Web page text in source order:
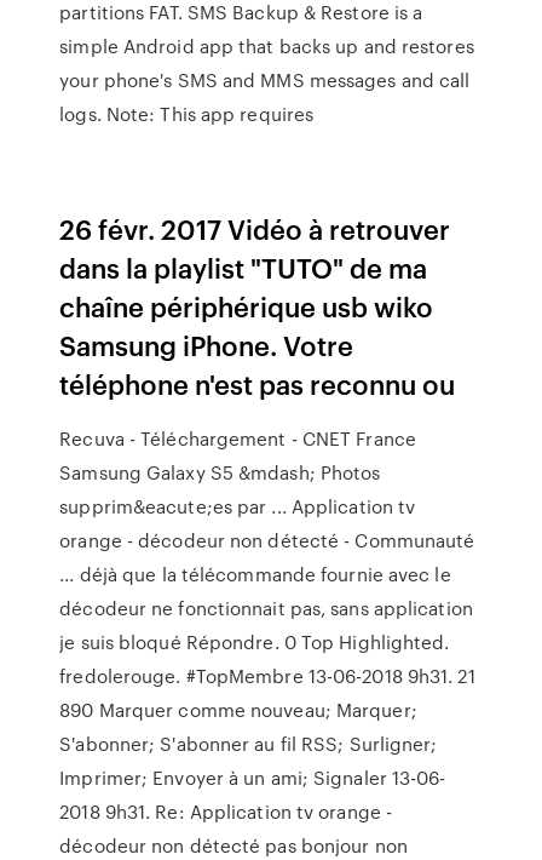
partitions FAT. SMS Backup & Restore is a
simple Android app that backs up and restores
your phone's SMS and MMS messages and call
logs. Note: This app requires
26 févr. 2017 Vidéo à retrouver
dans la playlist "TUTO" de ma
chaîne périphérique usb wiko
Samsung iPhone. Votre
téléphone n'est pas reconnu ou
Recuva - Téléchargement - CNET France
Samsung Galaxy S5 &mdash; Photos
supprim&eacute;es par ... Application tv
orange - décodeur non détecté - Communauté
... déjà que la télécommande fournie avec le
décodeur ne fonctionnait pas, sans application
je suis bloqué Répondre. 0 Top Highlighted.
fredolerouge. #TopMembre ‎13-06-2018 9h31. 21
890 Marquer comme nouveau; Marquer;
S'abonner; S'abonner au fil RSS; Surligner;
Imprimer; Envoyer à un ami; Signaler ‎13-06-
2018 9h31. Re: Application tv orange -
décodeur non détecté pas bonjour non